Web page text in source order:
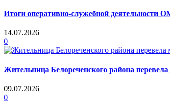
Итоги оперативно-служебной деятельности
14.07.2026
0
Жительница Белореченского района
09.07.2026
0